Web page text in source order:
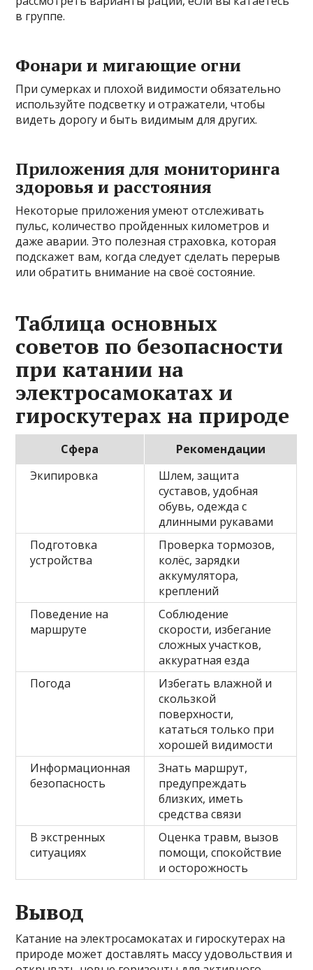
в группе.
Фонари и мигающие огни
При сумерках и плохой видимости обязательно
используйте подсветку и отражатели, чтобы
видеть дорогу и быть видимым для других.
Приложения для мониторинга
здоровья и расстояния
Некоторые приложения умеют отслеживать
пульс, количество пройденных километров и
даже аварии. Это полезная страховка, которая
подскажет вам, когда следует сделать перерыв
или обратить внимание на своё состояние.
Таблица основных
советов по безопасности
при катании на
электросамокатах и
гироскутерах на природе
Сфера
Рекомендации
Экипировка
Шлем, защита
суставов, удобная
обувь, одежда с
длинными рукавами
Подготовка
устройства
Проверка тормозов,
колёс, зарядки
аккумулятора,
креплений
Поведение на
маршруте
Соблюдение
скорости, избегание
сложных участков,
аккуратная езда
Погода
Избегать влажной и
скользкой
поверхности,
кататься только при
хорошей видимости
Информационная
безопасность
Знать маршрут,
предупреждать
близких, иметь
средства связи
В экстренных
ситуациях
Оценка травм, вызов
помощи, спокойствие
и осторожность
Вывод
Катание на электросамокатах и гироскутерах на
природе может доставлять массу удовольствия и